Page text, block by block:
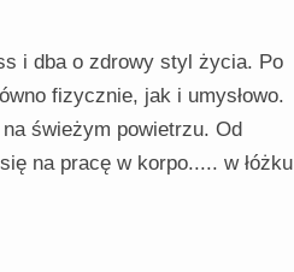
i dba o zdrowy styl życia. Po
fizycznie, jak i umysłowo.
świeżym powietrzu. Od
na pracę w korpo..... w łóżku